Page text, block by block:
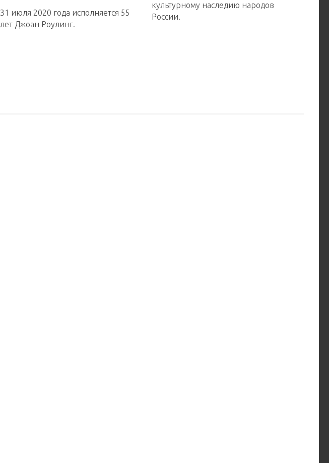
31 июля 2020 года исполняется 55
лет Джоан Роулинг.
культурному наследию народов
России.